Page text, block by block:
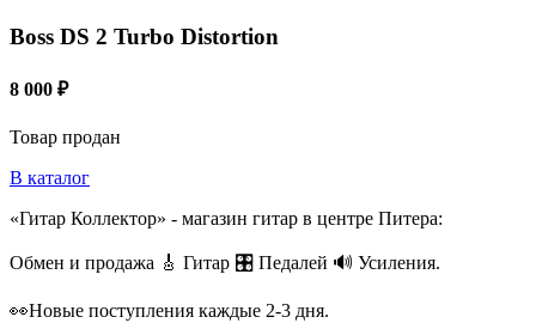
Boss DS 2 Turbo Distortion
8 000 ₽
Товар продан
В каталог
«Гитар Коллектор» - магазин гитар в центре Питера:
Обмен и продажа 🎸 Гитар 🎛 Педалей 🔊 Усиления.
👀Новые поступления каждые 2-3 дня.